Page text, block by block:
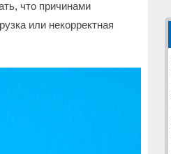
что причинами
или некорректная